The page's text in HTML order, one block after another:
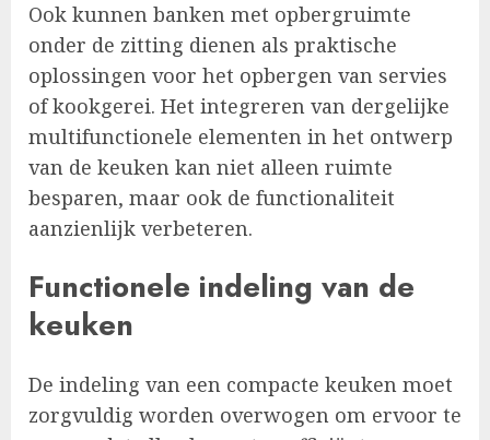
Ook kunnen banken met opbergruimte
onder de zitting dienen als praktische
oplossingen voor het opbergen van servies
of kookgerei. Het integreren van dergelijke
multifunctionele elementen in het ontwerp
van de keuken kan niet alleen ruimte
besparen, maar ook de functionaliteit
aanzienlijk verbeteren.
Functionele indeling van de
keuken
De indeling van een compacte keuken moet
zorgvuldig worden overwogen om ervoor te